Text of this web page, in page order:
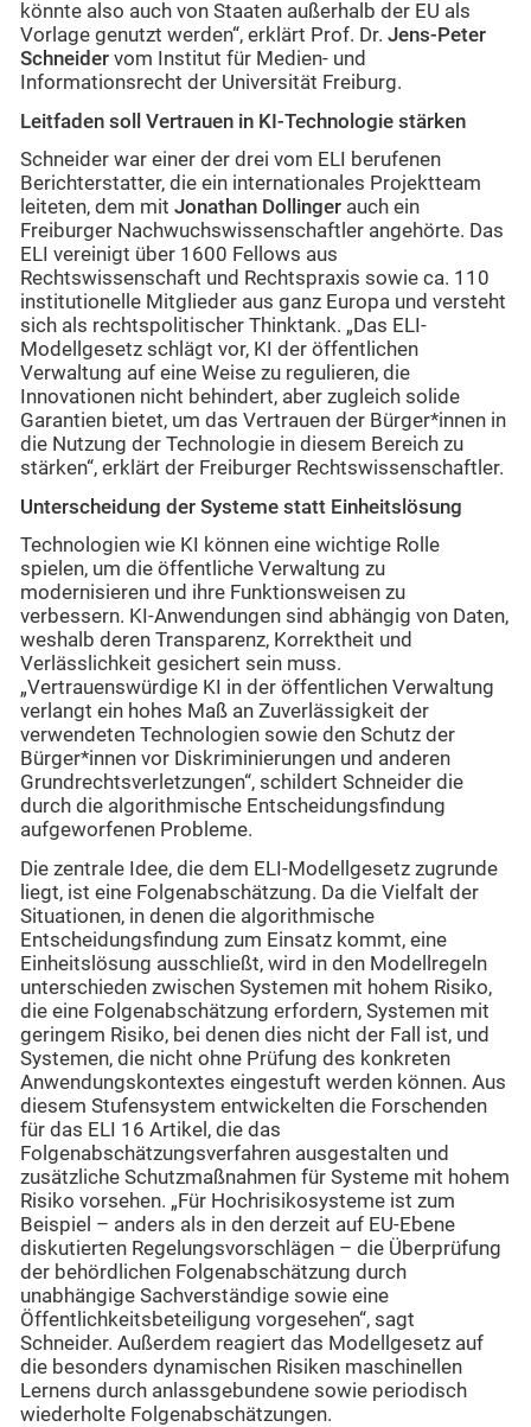
könnte also auch von Staaten außerhalb der EU als
Vorlage genutzt werden“, erklärt Prof. Dr. Jens-Peter
Schneider vom Institut für Medien- und
Informationsrecht der Universität Freiburg.
Leitfaden soll Vertrauen in KI-Technologie stärken
Schneider war einer der drei vom ELI berufenen
Berichterstatter, die ein internationales Projektteam
leiteten, dem mit Jonathan Dollinger auch ein
Freiburger Nachwuchswissenschaftler angehörte. Das
ELI vereinigt über 1600 Fellows aus
Rechtswissenschaft und Rechtspraxis sowie ca. 110
institutionelle Mitglieder aus ganz Europa und versteht
sich als rechtspolitischer Thinktank. „Das ELI-
Modellgesetz schlägt vor, KI der öffentlichen
Verwaltung auf eine Weise zu regulieren, die
Innovationen nicht behindert, aber zugleich solide
Garantien bietet, um das Vertrauen der Bürger*innen in
die Nutzung der Technologie in diesem Bereich zu
stärken“, erklärt der Freiburger Rechtswissenschaftler.
Unterscheidung der Systeme statt Einheitslösung
Technologien wie KI können eine wichtige Rolle
spielen, um die öffentliche Verwaltung zu
modernisieren und ihre Funktionsweisen zu
verbessern. KI-Anwendungen sind abhängig von Daten,
weshalb deren Transparenz, Korrektheit und
Verlässlichkeit gesichert sein muss.
„Vertrauenswürdige KI in der öffentlichen Verwaltung
verlangt ein hohes Maß an Zuverlässigkeit der
verwendeten Technologien sowie den Schutz der
Bürger*innen vor Diskriminierungen und anderen
Grundrechtsverletzungen“, schildert Schneider die
durch die algorithmische Entscheidungsfindung
aufgeworfenen Probleme.
Die zentrale Idee, die dem ELI-Modellgesetz zugrunde
liegt, ist eine Folgenabschätzung. Da die Vielfalt der
Situationen, in denen die algorithmische
Entscheidungsfindung zum Einsatz kommt, eine
Einheitslösung ausschließt, wird in den Modellregeln
unterschieden zwischen Systemen mit hohem Risiko,
die eine Folgenabschätzung erfordern, Systemen mit
geringem Risiko, bei denen dies nicht der Fall ist, und
Systemen, die nicht ohne Prüfung des konkreten
Anwendungskontextes eingestuft werden können. Aus
diesem Stufensystem entwickelten die Forschenden
für das ELI 16 Artikel, die das
Folgenabschätzungsverfahren ausgestalten und
zusätzliche Schutzmaßnahmen für Systeme mit hohem
Risiko vorsehen. „Für Hochrisikosysteme ist zum
Beispiel – anders als in den derzeit auf EU-Ebene
diskutierten Regelungsvorschlägen – die Überprüfung
der behördlichen Folgenabschätzung durch
unabhängige Sachverständige sowie eine
Öffentlichkeitsbeteiligung vorgesehen“, sagt
Schneider. Außerdem reagiert das Modellgesetz auf
die besonders dynamischen Risiken maschinellen
Lernens durch anlassgebundene sowie periodisch
wiederholte Folgenabschätzungen.